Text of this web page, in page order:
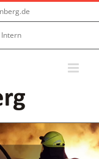
Intern